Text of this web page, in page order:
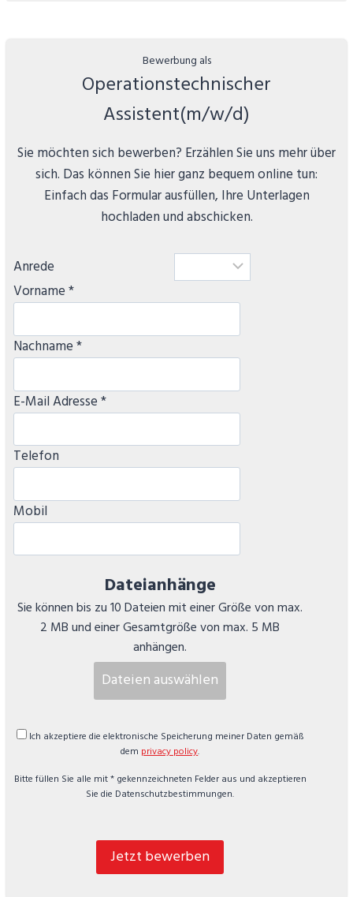
Operationstechnischer
Assistent(m/w/d)
Sie möchten sich bewerben? Erzählen Sie uns mehr über
sich. Das können Sie hier ganz bequem online tun:
Einfach das Formular ausfüllen, Ihre Unterlagen
hochladen und abschicken.
Anrede
Vorname *
Nachname *
E-Mail Adresse *
Telefon
Mobil
Dateianhänge
Sie können bis zu 10 Dateien mit einer Größe von max.
2 MB und einer Gesamtgröße von max. 5 MB
anhängen.
Dateien auswählen
Ich akzeptiere die elektronische Speicherung meiner Daten gemäß
dem privacy policy.
Bitte füllen Sie alle mit * gekennzeichneten Felder aus und akzeptieren
Sie die Datenschutzbestimmungen.
Jetzt bewerben